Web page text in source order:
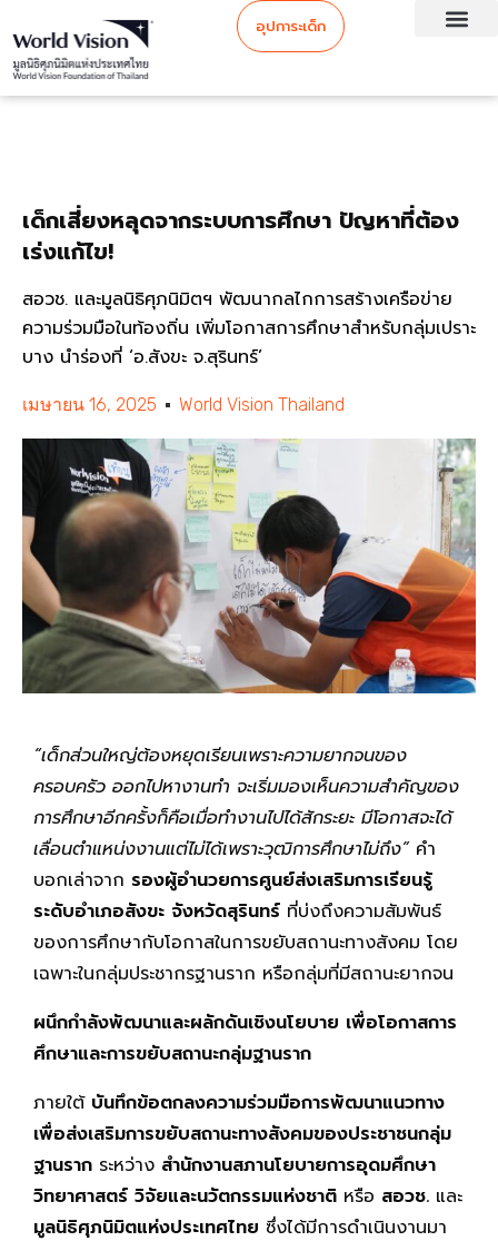
อุปการะเด็ก
เด็กเสี่ยงหลุดจากระบบการศึกษา ปัญหาที่ต้อง
เร่งแก้ไข!
สอวช. และมูลนิธิศุภนิมิตฯ พัฒนากลไกการสร้างเครือข่าย
ความร่วมมือในท้องถิ่น เพิ่มโอกาสการศึกษาสำหรับกลุ่มเปราะ
บาง นำร่องที่ ‘อ.สังขะ จ.สุรินทร์’
เมษายน 16, 2025 World Vision Thailand
“เด็กส่วนใหญ่ต้องหยุดเรียนเพราะความยากจนของ
ครอบครัว ออกไปหางานทำ จะเริ่มมองเห็นความสำคัญของ
การศึกษาอีกครั้งก็คือเมื่อทำงานไปได้สักระยะ มีโอกาสจะได้
เลื่อนตำแหน่งงานแต่ไม่ได้เพราะวุฒิการศึกษาไม่ถึง” คำ
บอกเล่าจาก รองผู้อำนวยการศูนย์ส่งเสริมการเรียนรู้
ระดับอำเภอสังขะ จังหวัดสุรินทร์ ที่บ่งถึงความสัมพันธ์
ของการศึกษากับโอกาสในการขยับสถานะทางสังคม โดย
เฉพาะในกลุ่มประชากรฐานราก หรือกลุ่มที่มีสถานะยากจน
ผนึกกำลังพัฒนาและผลักดันเชิงนโยบาย เพื่อโอกาสการ
ศึกษาและการขยับสถานะกลุ่มฐานราก
ภายใต้ บันทึกข้อตกลงความร่วมมือการพัฒนาแนวทาง
เพื่อส่งเสริมการขยับสถานะทางสังคมของประชาชนกลุ่ม
ฐานราก ระหว่าง สำนักงานสภานโยบายการอุดมศึกษา
วิทยาศาสตร์ วิจัยและนวัตกรรมแห่งชาติ หรือ สอวช. และ
มูลนิธิศุภนิมิตแห่งประเทศไทย ซึ่งได้มีการดำเนินงานมา